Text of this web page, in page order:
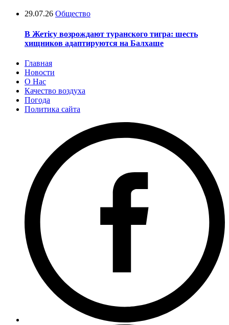
29.07.26 Общество
В Жетісу возрождают туранского тигра: шесть
хищников адаптируются на Балхаше
Главная
Новости
О Нас
Качество воздуха
Погода
Политика сайта